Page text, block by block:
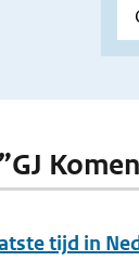
tijd in